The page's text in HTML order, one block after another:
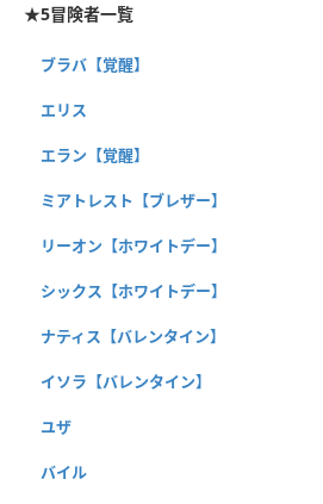
★5冒険者一覧
ブラバ【覚醒】
エリス
エラン【覚醒】
ミアトレスト【ブレザー】
リーオン【ホワイトデー】
シックス【ホワイトデー】
ナティス【バレンタイン】
イソラ【バレンタイン】
ユザ
バイル